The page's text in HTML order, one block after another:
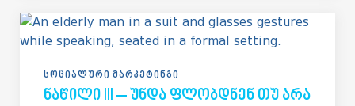
ᲡᲝᲪᲘᲐᲚᲣᲠᲘ ᲛᲐᲠᲙᲔᲢᲘᲜᲒᲘ
ᲜᲐᲬᲘᲚᲘ III – ᲣᲜᲓᲐ ᲤᲚᲝᲑᲓᲜᲔᲜ ᲗᲣ ᲐᲠᲐ